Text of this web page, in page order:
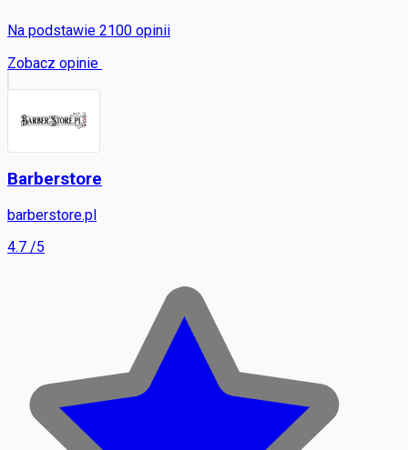
Na podstawie 2100 opinii
Zobacz opinie
Barberstore
barberstore.pl
4.7 /5